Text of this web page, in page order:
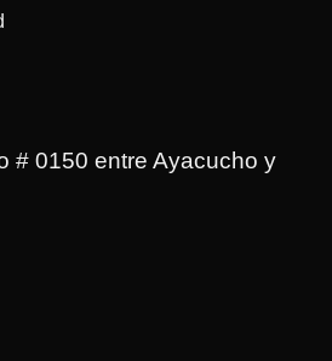
# 0150 entre Ayacucho y